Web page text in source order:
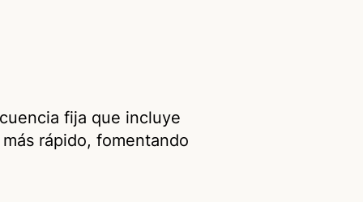
fija que incluye
rápido, fomentando